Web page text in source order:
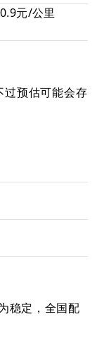
元/公里
预估可能会存
稳定，全国配